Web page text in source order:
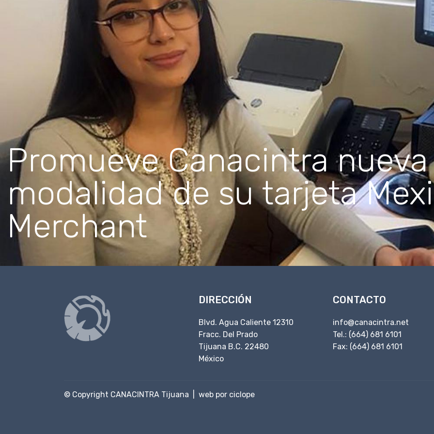
Promueve Canacintra nueva
modalidad de su tarjeta
Merchant
DIRECCIÓN
Blvd. Agua Caliente 12310
Fracc. Del Prado
Tijuana B.C. 22480
México
CONTACTO
info@canacintra.net
Tel.: (664) 681 6101
Fax: (664) 681 6101
© Copyright CANACINTRA Tijuana | web por ciclope